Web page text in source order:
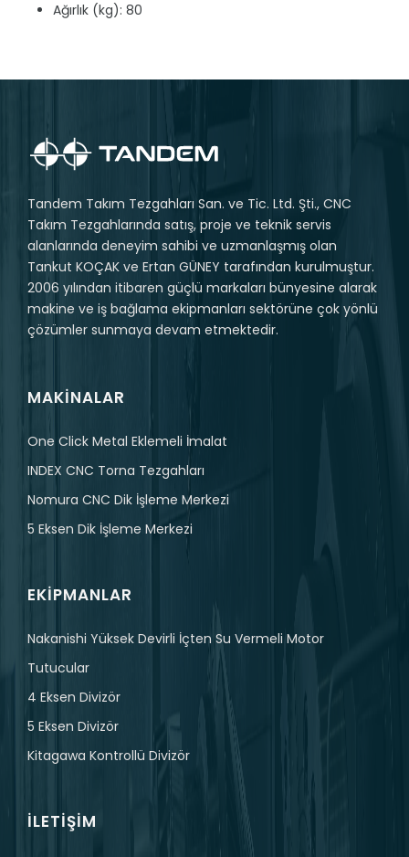
Ağırlık (kg): 80
Tandem Takım Tezgahları San. ve Tic. Ltd. Şti., CNC
Takım Tezgahlarında satış, proje ve teknik servis
alanlarında deneyim sahibi ve uzmanlaşmış olan
Tankut KOÇAK ve Ertan GÜNEY tarafından kurulmuştur.
2006 yılından itibaren güçlü markaları bünyesine alarak
makine ve iş bağlama ekipmanları sektörüne çok yönlü
çözümler sunmaya devam etmektedir.
MAKINALAR
One Click Metal Eklemeli İmalat
INDEX CNC Torna Tezgahları
Nomura CNC Dik İşleme Merkezi
5 Eksen Dik İşleme Merkezi
EKIPMANLAR
Nakanishi Yüksek Devirli İçten Su Vermeli Motor
Tutucular
4 Eksen Divizör
5 Eksen Divizör
Kitagawa Kontrollü Divizör
İLETIŞIM